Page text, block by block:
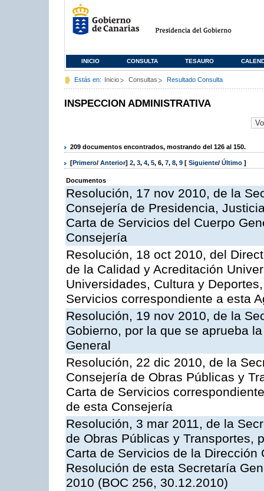
INICIO CONSULTA TESAURO
Estás en: Inicio Consultas Resultado Consulta
INSPECCION ADMINISTRATIVA
209 documentos encontrados, mostrando del 126 al 150.
[Primero/ Anterior] 2, 3, 4, 5, 6, 7, 8, 9 [ Siguiente/ Último ]
Documentos
Resolución, 17 nov 2010, de la
Consejería de Presidencia,
Carta de Servicios del Cuerpo
Consejería
Resolución, 18 oct 2010, del
de la Calidad y Acreditación
Universidades, Cultura y
Servicios correspondiente a esta
Resolución, 19 nov 2010, de la
Gobierno, por la que se aprueba
General
Resolución, 22 dic 2010, de la
Consejería de Obras Públicas y
Carta de Servicios
de esta Consejería
Resolución, 3 mar 2011, de la
de Obras Públicas y Transportes,
Carta de Servicios de la
Resolución de esta Secretaría
2010 (BOC 256, 30.12.2010)